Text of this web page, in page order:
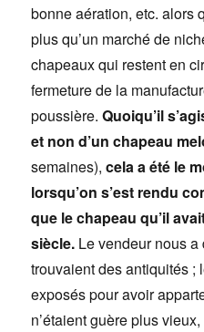
bonne aération, etc. alors
plus qu’un marché de
chapeaux qui restent en
fermeture de la
poussière.Quoiqu’il
et non d’un chapeau
semaines), cela a été le
lorsqu’on s’est rendu
que le chapeau qu’il
siècle. Le vendeur nous
trouvaient des antiquités ;
exposés pour avoir
n’étaient guère plus